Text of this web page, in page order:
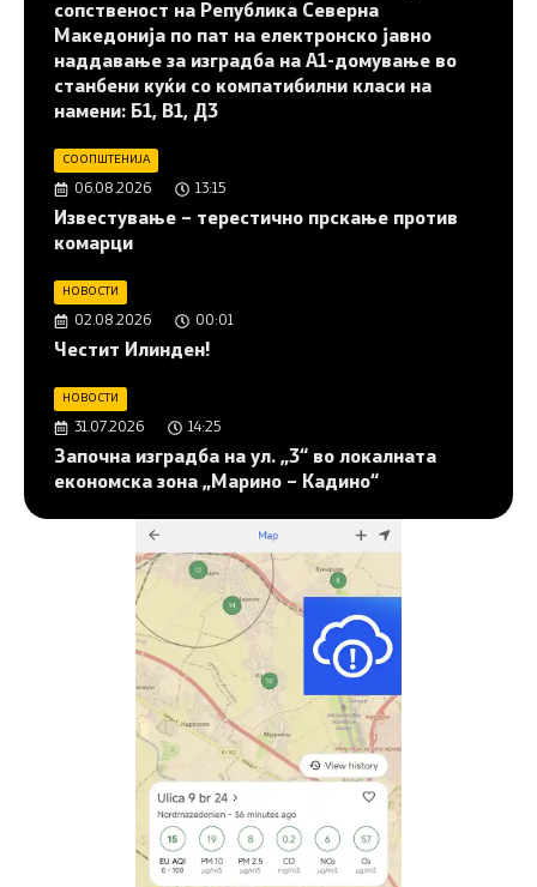
сопственост на Република Северна
Македонија по пат на електронско јавно
наддавање за изградба на A1-домување во
станбени куќи со компатибилни класи на
намени: Б1, В1, Д3
СООПШТЕНИЈА
06.08.2026 13:15
Известување – терестично прскање против
комарци
НОВОСТИ
02.08.2026 00:01
Честит Илинден!
НОВОСТИ
31.07.2026 14:25
Започна изградба на ул. „3“ во локалната
економска зона „Марино – Кадино“